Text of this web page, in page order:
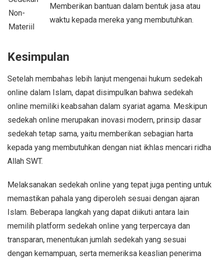
Non-
Materiil
Memberikan bantuan dalam bentuk jasa atau
waktu kepada mereka yang membutuhkan.
Kesimpulan
Setelah membahas lebih lanjut mengenai hukum sedekah
online dalam Islam, dapat disimpulkan bahwa sedekah
online memiliki keabsahan dalam syariat agama. Meskipun
sedekah online merupakan inovasi modern, prinsip dasar
sedekah tetap sama, yaitu memberikan sebagian harta
kepada yang membutuhkan dengan niat ikhlas mencari ridha
Allah SWT.
Melaksanakan sedekah online yang tepat juga penting untuk
memastikan pahala yang diperoleh sesuai dengan ajaran
Islam. Beberapa langkah yang dapat diikuti antara lain
memilih platform sedekah online yang terpercaya dan
transparan, menentukan jumlah sedekah yang sesuai
dengan kemampuan, serta memeriksa keaslian penerima